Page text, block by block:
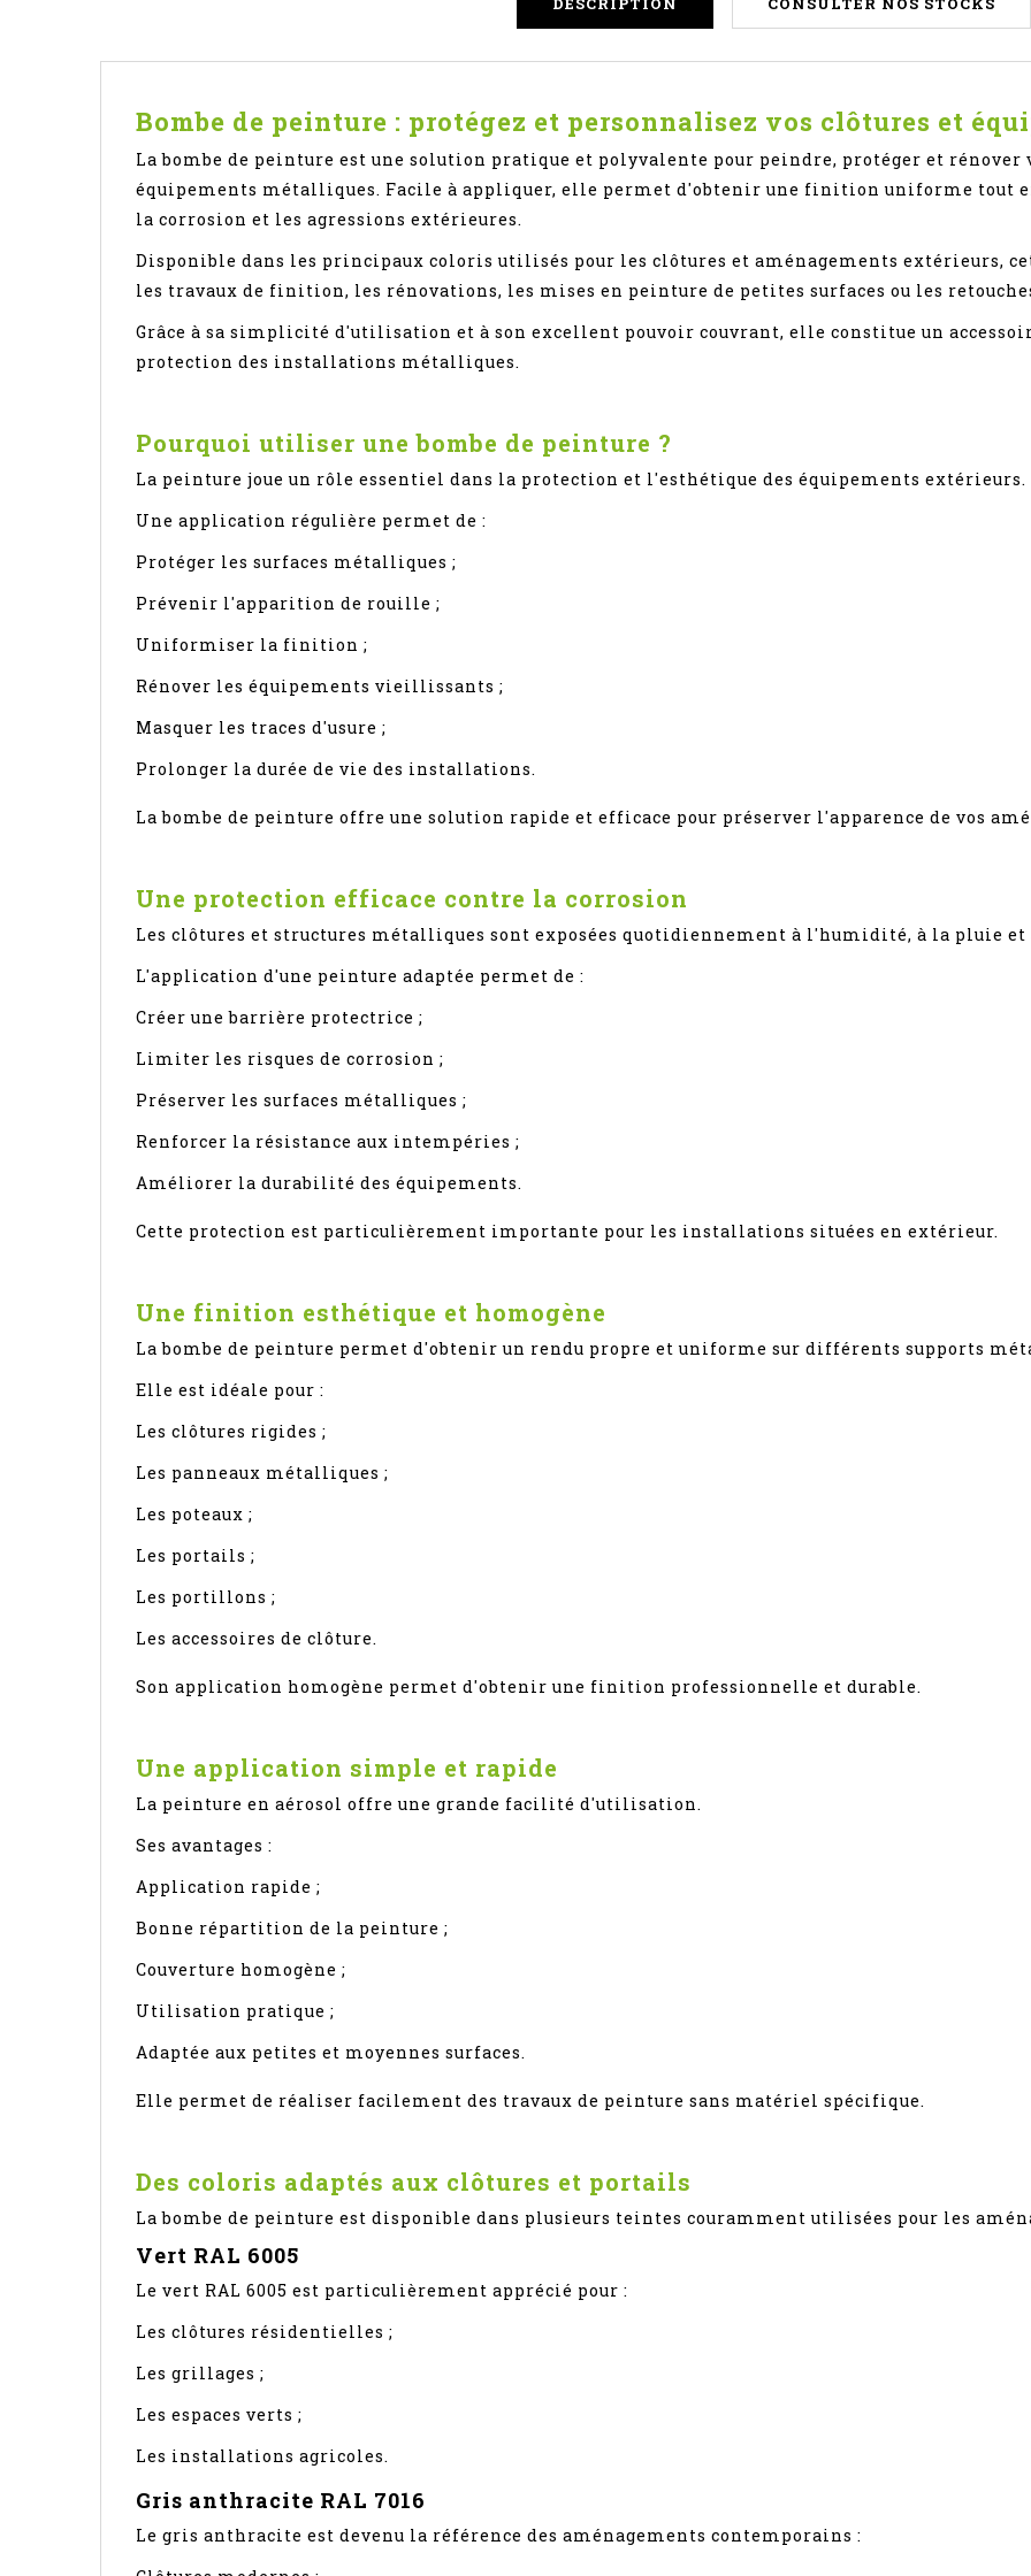
Bombe de peinture : protégez et personnalisez vos clôtures et
La bombe de peinture est une solution pratique et polyvalente pour peindre, protéger et rénover
équipements métalliques. Facile à appliquer, elle permet d'obtenir une finition uniforme tout
la corrosion et les agressions extérieures.
Disponible dans les principaux coloris utilisés pour les clôtures et aménagements extérieurs,
les travaux de finition, les rénovations, les mises en peinture de petites surfaces ou les
Grâce à sa simplicité d'utilisation et à son excellent pouvoir couvrant, elle constitue un
protection des installations métalliques.
Pourquoi utiliser une bombe de peinture ?
La peinture joue un rôle essentiel dans la protection et l'esthétique des équipements extérieurs.
Une application régulière permet de :
Protéger les surfaces métalliques ;
Prévenir l'apparition de rouille ;
Uniformiser la finition ;
Rénover les équipements vieillissants ;
Masquer les traces d'usure ;
Prolonger la durée de vie des installations.
La bombe de peinture offre une solution rapide et efficace pour préserver l'apparence de vos
Une protection efficace contre la corrosion
Les clôtures et structures métalliques sont exposées quotidiennement à l'humidité, à la pluie
L'application d'une peinture adaptée permet de :
Créer une barrière protectrice ;
Limiter les risques de corrosion ;
Préserver les surfaces métalliques ;
Renforcer la résistance aux intempéries ;
Améliorer la durabilité des équipements.
Cette protection est particulièrement importante pour les installations situées en extérieur.
Une finition esthétique et homogène
La bombe de peinture permet d'obtenir un rendu propre et uniforme sur différents supports
Elle est idéale pour :
Les clôtures rigides ;
Les panneaux métalliques ;
Les poteaux ;
Les portails ;
Les portillons ;
Les accessoires de clôture.
Son application homogène permet d'obtenir une finition professionnelle et durable.
Une application simple et rapide
La peinture en aérosol offre une grande facilité d'utilisation.
Ses avantages :
Application rapide ;
Bonne répartition de la peinture ;
Couverture homogène ;
Utilisation pratique ;
Adaptée aux petites et moyennes surfaces.
Elle permet de réaliser facilement des travaux de peinture sans matériel spécifique.
Des coloris adaptés aux clôtures et portails
La bombe de peinture est disponible dans plusieurs teintes couramment utilisées pour les
Vert RAL 6005
Le vert RAL 6005 est particulièrement apprécié pour :
Les clôtures résidentielles ;
Les grillages ;
Les espaces verts ;
Les installations agricoles.
Gris anthracite RAL 7016
Le gris anthracite est devenu la référence des aménagements contemporains :